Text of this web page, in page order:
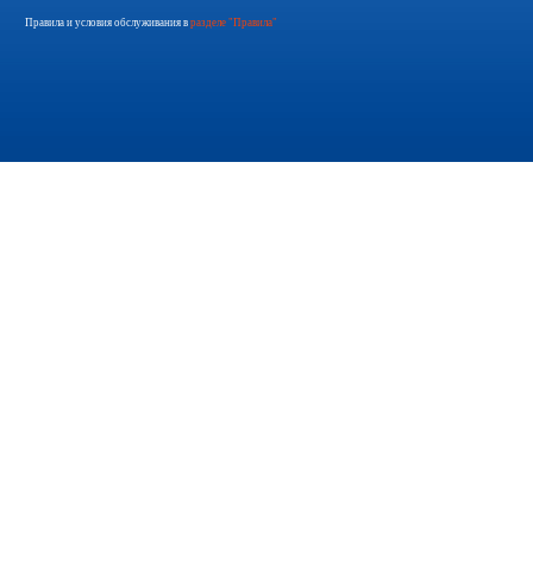
Правила и условия обслуживания в разделе "Правила"